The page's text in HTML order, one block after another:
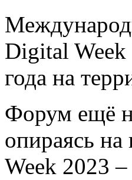
Digital Week
года на
Форум ещё
опираясь
Week 2023 –